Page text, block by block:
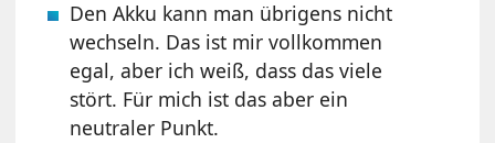
Den Akku kann man übrigens nicht
wechseln. Das ist mir vollkommen
egal, aber ich weiß, dass das viele
stört. Für mich ist das aber ein
neutraler Punkt.